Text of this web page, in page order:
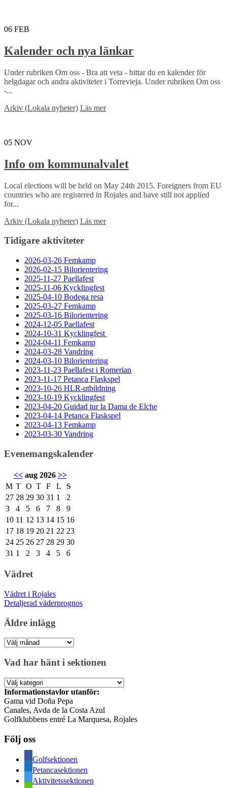
06 FEB
Kalender och nya länkar
Under rubriken Om oss - Bra att veta - hittar du en kalender för
helgdagar och andra aktiviteter i Torrevieja. Under rubriken Om oss
-...
Arkiv (Lokala nyheter) Läs mer
05 NOV
Info om kommunalvalet
Local elections will be held on May 24th 2015. Foreigners from EU
countries who are registered in Rojales and have still not applied
for...
Arkiv (Lokala nyheter) Läs mer
Tidigare aktiviteter
2026-03-26 Femkamp
2026-02-15 Bilorientering
2025-11-27 Paellafest
2025-11-06 Kycklingfest
2025-04-10 Bodega resa
2025-03-27 Femkamp
2025-03-16 Bilorientering
2024-12-05 Paellafest
2024-10-31 Kycklingfest
2024-04-11 Femkamp
2024-03-28 Vandring
2024-03-10 Bilorientering
2023-11-23 Paellafest i Romerian
2023-11-17 Petanca Flaskspel
2023-10-26 HLR-utbildning
2023-10-19 Kycklingfest
2023-04-20 Guidad tur la Dama de Elche
2023-04-14 Petanca Flaskspel
2023-04-13 Femkamp
2023-03-30 Vandring
Evenemangskalender
<<aug 2026 >>
M T O T F L
S
27 28 29 30 31 1
2
3
4 5 6 7 8
9
10 11 12 13 14 15 16
17 18 19 20 21 22 23
24 25 26 27 28 29 30
31 1 2 3 4 5 6
Vädret
Vädret i Rojales
Detaljerad väderprognos
Äldre inlägg
Äldre
Vad har hänt i sektionen
Vad
har
hänt
i
sektionen
Informationstavlor utanför:
Gama vid Doña Pepa
Canales, Avda de la Costa Azul
Golfklubbens entré La Marquesa, Rojales
Följ oss
Golfsektionen
Petancasektionen
Aktivitetssektionen